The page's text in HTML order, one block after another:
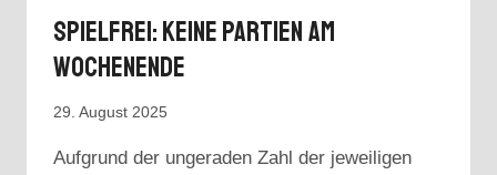
Spielfrei: Keine Partien Am
Wochenende
29. August 2025
Aufgrund der ungeraden Zahl der jeweiligen